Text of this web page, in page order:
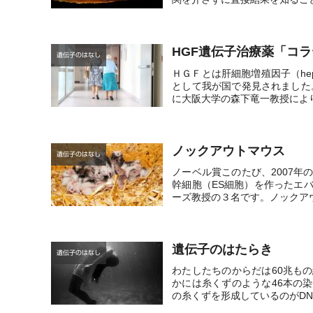
遺伝子のはなし HGF遺伝子治療薬「コ
ＨＧＦとは肝細胞増殖因子（
として我が国で発見されまし
に大阪大学の森下竜一教授によ
遺伝子のはなし ノックアウトマウス
ノーベル賞このたび、2007年
幹細胞（ES細胞）を作ったエ
ーズ教授の３名です。ノック
遺伝子のはなし 遺伝子のはたらき
わたしたちのからだは60兆も
かには糸くずのような46本の
の糸くずを形成しているのが